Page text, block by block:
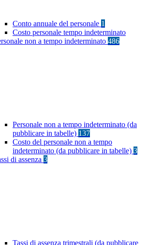
Conto annuale del personale 1
Costo personale tempo indeterminato
non a tempo indeterminato 486
Personale non a tempo indeterminato (da
pubblicare in tabelle) 137
Costo del personale non a tempo
indeterminato (da pubblicare in tabelle) 3
di assenza 3
Tassi di assenza trimestrali (da pubblicare